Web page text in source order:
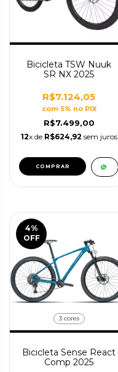
Bicicleta TSW Nuuk
SR NX 2025
R$7.124,05
com 5% no PIX
R$7.499,00
12x de R$624,92 sem juros
COMPRAR
4%
OFF
3 cores
Bicicleta Sense React
Comp 2025